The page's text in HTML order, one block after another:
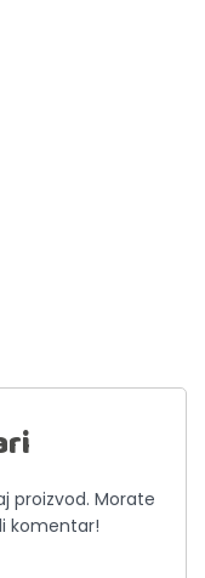
proizvod. Morate
komentar!